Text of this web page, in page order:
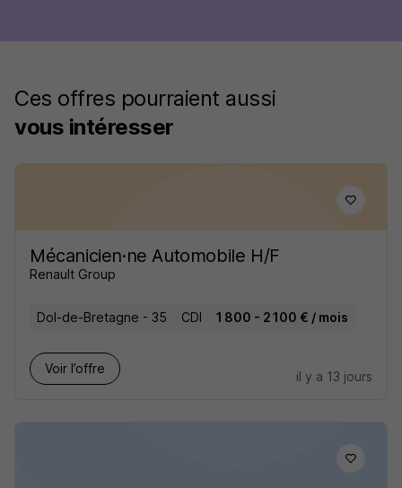
Ces offres pourraient aussi
vous intéresser
Mécanicien·ne Automobile H/F
Renault Group
Dol-de-Bretagne - 35 CDI 1 800 - 2 100 € / mois
Voir l’offre
il y a 13 jours